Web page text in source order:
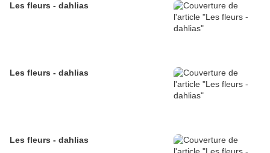
Les fleurs - dahlias
Les fleurs - dahlias
Les fleurs - dahlias